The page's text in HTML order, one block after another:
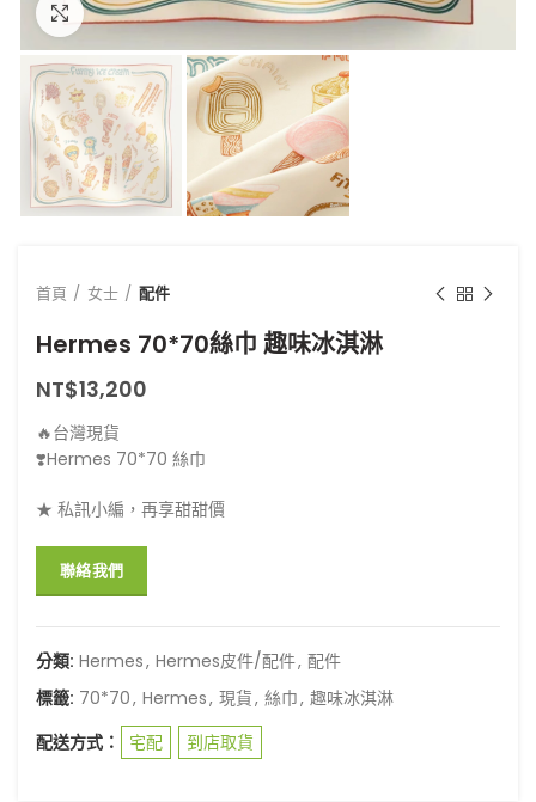
點擊放大
首頁 女士 配件
Hermes 70*70絲巾 趣味冰淇淋
NT$13,200
🔥台灣現貨
❣️Hermes 70*70 絲巾
★ 私訊小編，再享甜甜價
聯絡我們
分類: Hermes, Hermes皮件/配件, 配件
標籤: 70*70, Hermes, 現貨, 絲巾, 趣味冰淇淋
配送方式：
宅配 到店取貨